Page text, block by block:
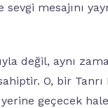
sevgi mesajını
değil, aynı
O, bir Tanrı
geçecek